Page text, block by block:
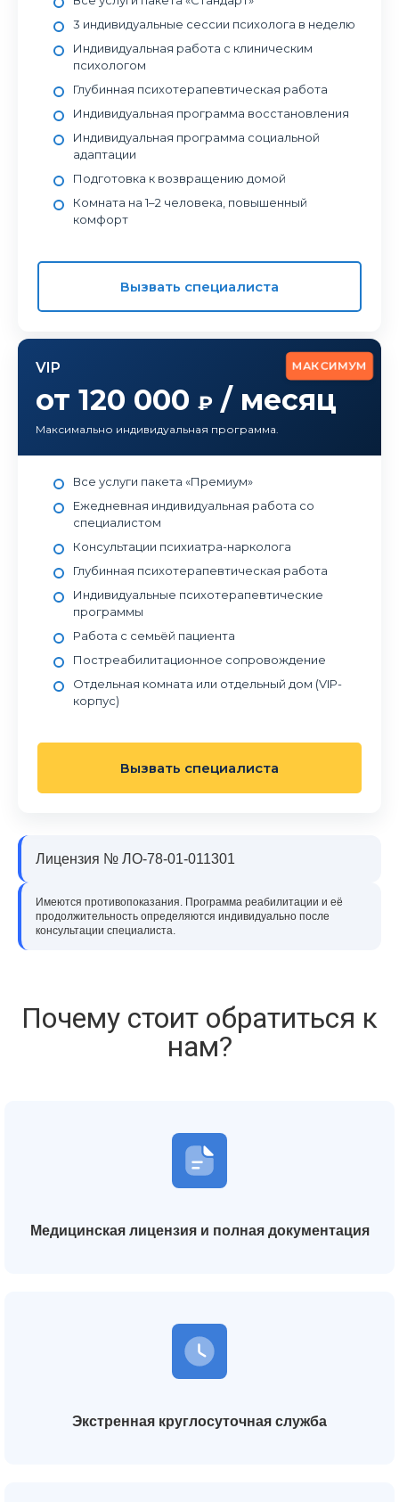
3 индивидуальные сессии психолога в неделю
Индивидуальная работа с клиническим
психологом
Глубинная психотерапевтическая работа
Индивидуальная программа восстановления
Индивидуальная программа социальной
адаптации
Подготовка к возвращению домой
Комната на 1–2 человека, повышенный
комфорт
Вызвать специалиста
МАКСИМУМ
VIP
от 120 000 ₽ / месяц
Максимально индивидуальная программа.
Все услуги пакета «Премиум»
Ежедневная индивидуальная работа со
специалистом
Консультации психиатра-нарколога
Глубинная психотерапевтическая работа
Индивидуальные психотерапевтические
программы
Работа с семьёй пациента
Постреабилитационное сопровождение
Отдельная комната или отдельный дом (VIP-
корпус)
Вызвать специалиста
Лицензия № ЛО-78-01-011301
Имеются противопоказания. Программа реабилитации и её
продолжительность определяются индивидуально после
консультации специалиста.
Почему стоит обратиться к
нам?
Медицинская лицензия и полная документация
Экстренная круглосуточная служба